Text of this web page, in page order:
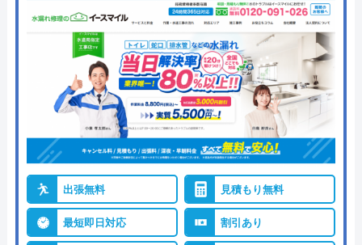
出張無料 見積もり無料
最短即日対応 割引あり